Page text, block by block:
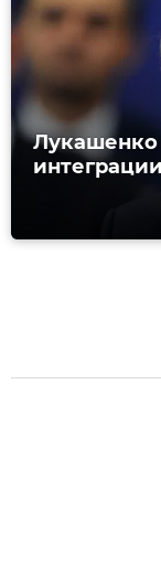
Лукашенко